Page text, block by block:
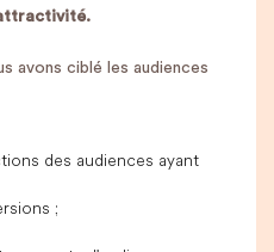
avons ciblé les audiences
des audiences ayant
;